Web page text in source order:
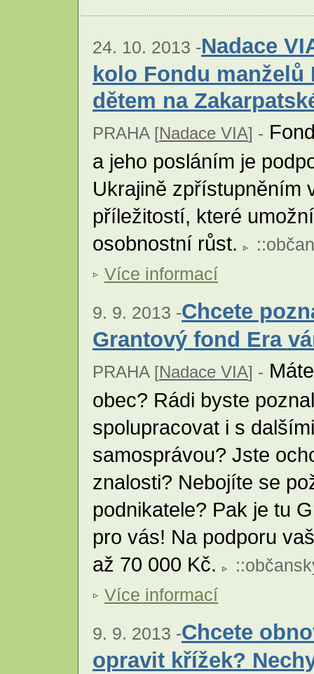
24. 10. 2013 -Nadace
kolo Fondu
dětem na
PRAHA [Nadace VIA] -
a jeho posláním je
Ukrajině zpřístupněním
příležitostí, které
osobnostní růst.
::
Více informací
9. 9. 2013 -Chcete
Grantový fond Era
PRAHA [Nadace VIA] -
obec? Rádi byste
spolupracovat i s
samosprávou? Jste
znalosti? Nebojíte se
podnikatele? Pak je tu
pro vás! Na podporu
až 70 000 Kč.
::
Více informací
9. 9. 2013 -Chcete
opravit křížek?